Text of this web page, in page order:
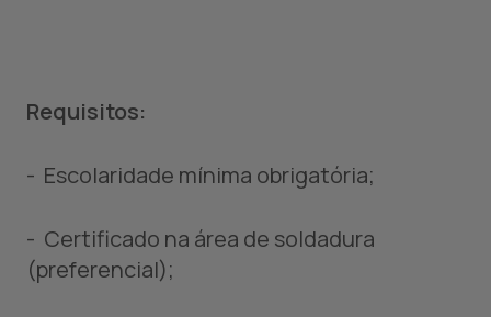
Requisitos:
- Escolaridade mínima obrigatória;
- Certificado na área de soldadura
(preferencial);